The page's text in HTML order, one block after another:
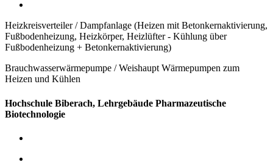
Heizkreisverteiler / Dampfanlage (Heizen mit Betonkernaktivierung,
Fußbodenheizung, Heizkörper, Heizlüfter - Kühlung über
Fußbodenheizung + Betonkernaktivierung)
Brauchwasserwärmepumpe / Weishaupt Wärmepumpen zum
Heizen und Kühlen
Hochschule Biberach, Lehrgebäude Pharmazeutische
Biotechnologie